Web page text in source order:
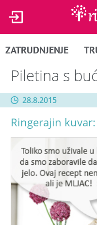
ZATRUDNJENJE
Piletina s
28.8.2015
Ringerajin